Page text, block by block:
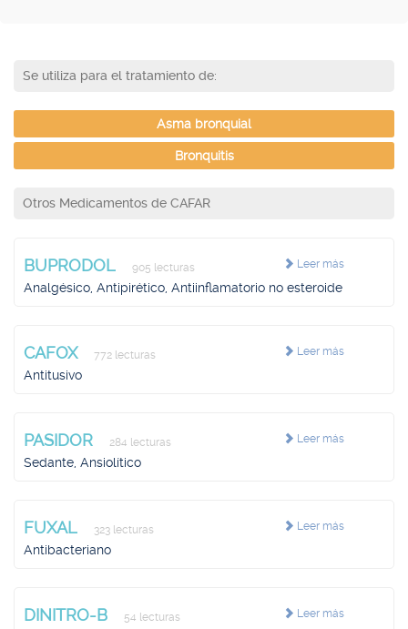
Se utiliza para el tratamiento de:
Asma bronquial
Bronquitis
Otros Medicamentos de CAFAR
Leer más
BUPRODOL 905 lecturas
Analgésico, Antipirético, Antiinflamatorio no esteroide
Leer más
CAFOX 772 lecturas
Antitusivo
Leer más
PASIDOR 284 lecturas
Sedante, Ansiolítico
Leer más
FUXAL 323 lecturas
Antibacteriano
Leer más
DINITRO-B 54 lecturas